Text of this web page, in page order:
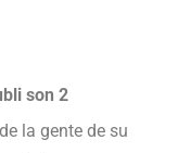
son 2
la gente de su